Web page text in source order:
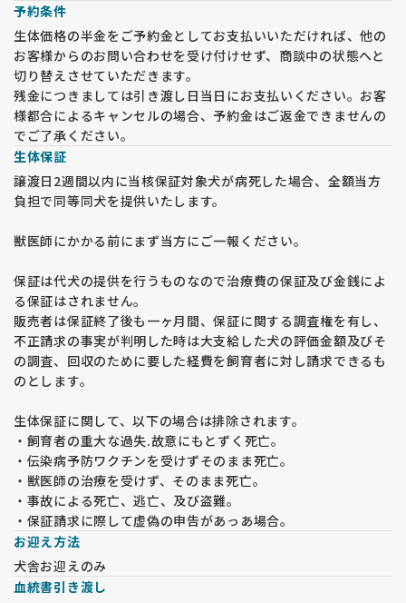
予約条件
生体価格の半金をご予約金としてお支払いいただければ、他の
お客様からのお問い合わせを受け付けせず、商談中の状態へと
切り替えさせていただきます。
残金につきましては引き渡し日当日にお支払いください。お客
様都合によるキャンセルの場合、予約金はご返金できませんの
でご了承ください。
生体保証
譲渡日2週間以内に当核保証対象犬が病死した場合、全額当方
負担で同等同犬を提供いたします。
獣医師にかかる前にまず当方にご一報ください。
保証は代犬の提供を行うものなので治療費の保証及び金銭によ
る保証はされません。
販売者は保証終了後も一ヶ月間、保証に関する調査権を有し、
不正請求の事実が判明した時は大支給した犬の評価金額及びそ
の調査、回収のために要した経費を飼育者に対し請求できるも
のとします。
生体保証に関して、以下の場合は排除されます。
・飼育者の重大な過失.故意にもとずく死亡。
・伝染病予防ワクチンを受けずそのまま死亡。
・獣医師の治療を受けず、そのまま死亡。
・事故による死亡、逃亡、及び盗難。
・保証請求に際して虚偽の申告があっあ場合。
お迎え方法
犬舎お迎えのみ
血統書引き渡し